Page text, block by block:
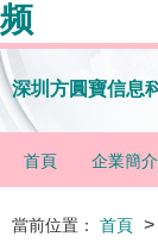
频
深圳方圓寶信息
首頁 企業簡介
當前位置： 首頁 >